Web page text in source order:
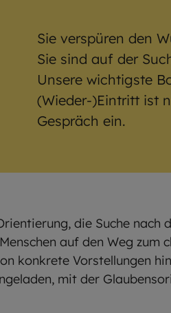
Sie verspüren den
Sie sind auf der
Unsere wichtigste
(Wieder-)Eintritt ist
Gespräch ein.
die Suche nach
auf den Weg zum
konkrete Vorstellungen
mit der